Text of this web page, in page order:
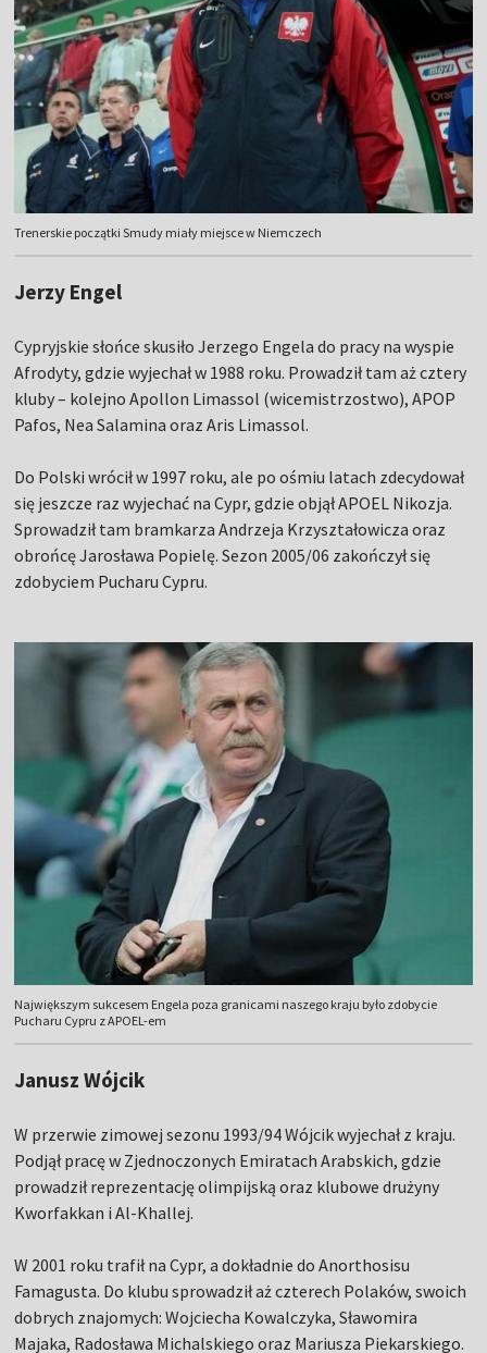
Trenerskie początki Smudy miały miejsce w Niemczech
Jerzy Engel
Cypryjskie słońce skusiło Jerzego Engela do pracy na wyspie
Afrodyty, gdzie wyjechał w 1988 roku. Prowadził tam aż cztery
kluby – kolejno Apollon Limassol (wicemistrzostwo), APOP
Pafos, Nea Salamina oraz Aris Limassol.
Do Polski wrócił w 1997 roku, ale po ośmiu latach zdecydował
się jeszcze raz wyjechać na Cypr, gdzie objął APOEL Nikozja.
Sprowadził tam bramkarza Andrzeja Krzyształowicza oraz
obrońcę Jarosława Popielę. Sezon 2005/06 zakończył się
zdobyciem Pucharu Cypru.
Największym sukcesem Engela poza granicami naszego kraju było zdobycie
Pucharu Cypru z APOEL-em
Janusz Wójcik
W przerwie zimowej sezonu 1993/94 Wójcik wyjechał z kraju.
Podjął pracę w Zjednoczonych Emiratach Arabskich, gdzie
prowadził reprezentację olimpijską oraz klubowe drużyny
Kworfakkan i Al-Khallej.
W 2001 roku trafił na Cypr, a dokładnie do Anorthosisu
Famagusta. Do klubu sprowadził aż czterech Polaków, swoich
dobrych znajomych: Wojciecha Kowalczyka, Sławomira
Majaka, Radosława Michalskiego oraz Mariusza Piekarskiego.